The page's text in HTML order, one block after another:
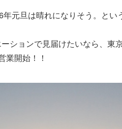
元旦は晴れになりそう。とい
ションで見届けたいなら、東
業開始！！